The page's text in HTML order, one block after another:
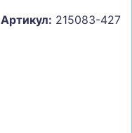
Артикул: 215083-427